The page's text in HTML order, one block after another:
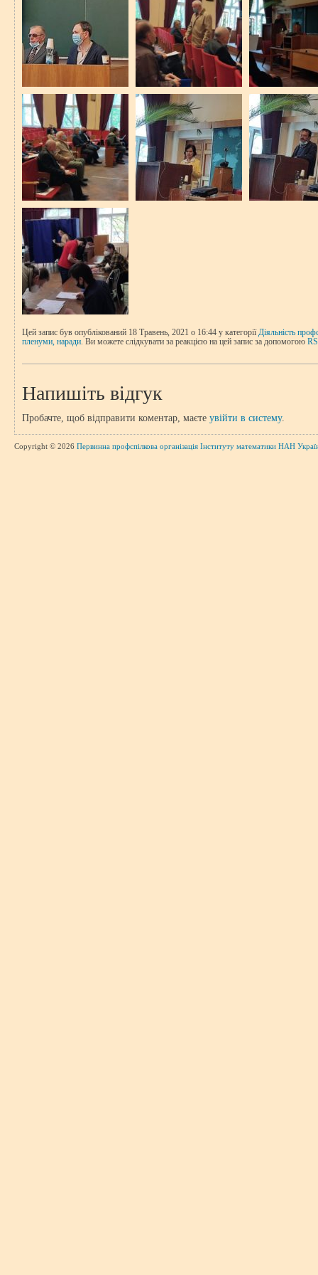
Цей запис був опублікований 18 Травень, 2021 о 16:44 у категоріїДіяльність
пленуми, наради. Ви можете слідкувати за реакцією на цей запис за допомогою
Напишіть відгук
Пробачте, щоб відправити коментар, маєте увійти в систему.
Copyright © 2026 Первинна профспілкова організація Інституту математики НАН